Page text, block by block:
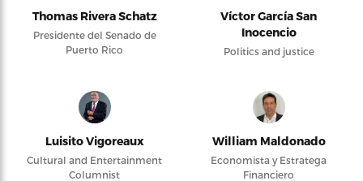
Thomas Rivera Schatz
Presidente del Senado de
Puerto Rico
Víctor García San
Inocencio
Politics and justice
Luisito Vigoreaux
Cultural and Entertainment
Columnist
William Maldonado
Economista y Estratega
Financiero